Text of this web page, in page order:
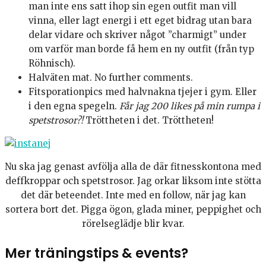
man inte ens satt ihop sin egen outfit man vill
vinna, eller lagt energi i ett eget bidrag utan bara
delar vidare och skriver något ”charmigt” under
om varför man borde få hem en ny outfit (från typ
Röhnisch).
Halväten mat. No further comments.
Fitsporationpics med halvnakna tjejer i gym. Eller
i den egna spegeln. Får jag 200 likes på min rumpa i
spetstrosor?!Tröttheten i det. Tröttheten!
Nu ska jag genast avfölja alla de där fitnesskontona med
deffkroppar och spetstrosor. Jag orkar liksom inte stötta
det där beteendet. Inte med en follow, när jag kan
sortera bort det. Pigga ögon, glada miner, peppighet och
rörelseglädje blir kvar.
Mer träningstips & events?